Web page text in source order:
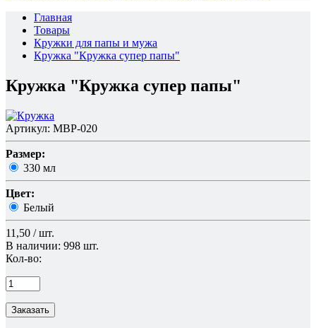
Главная
Товары
Кружки для папы и мужа
Кружка "Кружка супер папы"
Кружка "Кружка супер папы"
Артикул: MBP-020
Размер:
330 мл
Цвет:
Белый
11,50 / шт.
В наличии: 998 шт.
Кол-во:
Заказать